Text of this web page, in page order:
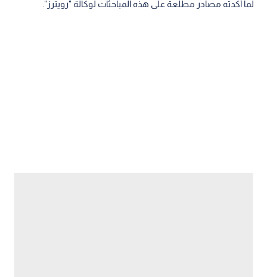
لما أكدته مصادر مطلعة على هذه المباحثات لوكالة "رويترز".